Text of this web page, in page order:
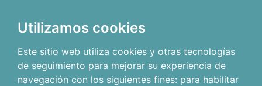
Utilizamos cookies
Este sitio web utiliza cookies y otras tecnologías
de seguimiento para mejorar su experiencia de
navegación con los siguientes fines: para habilitar